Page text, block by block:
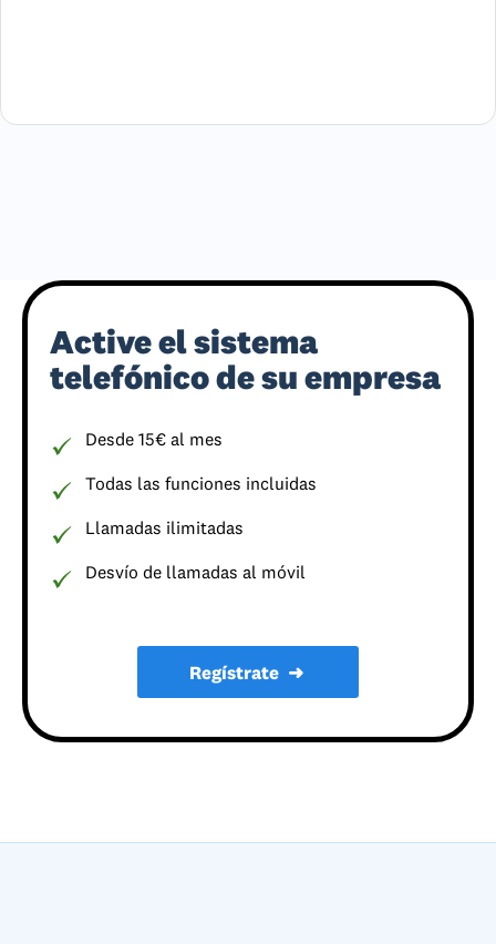
Active el sistema
telefónico de su empresa
Desde 15€ al mes
Todas las funciones incluidas
Llamadas ilimitadas
Desvío de llamadas al móvil
➜